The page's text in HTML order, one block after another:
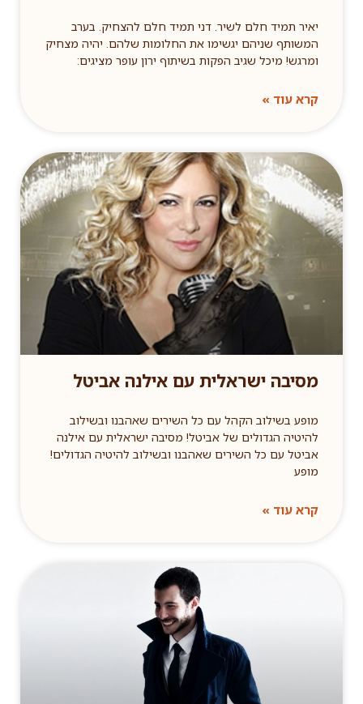
יאיר תמיד חלם לשיר. דני תמיד חלם להצחיק. בערב
המשותף שניהם יגשימו את החלומות שלהם. יהיה מצחיק
ומרגש! מיכל שגיב הפקות בשיתוף ירון עופר מציגים:
קרא עוד »
מסיבה ישראלית עם אילנה אביטל
מופע בשילוב הקהל עם כל השירים שאהבנו ובשילוב
להיטיה הגדולים של אביטל! מסיבה ישראלית עם אילנה
אביטל עם כל השירים שאהבנו ובשילוב להיטיה הגדולים!
מופע
קרא עוד »